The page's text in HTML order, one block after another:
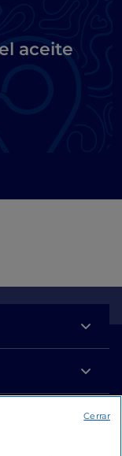
aceite
Cerrar